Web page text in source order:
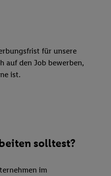
für unsere
auf den Job bewerben,
ist.
solltest?
im